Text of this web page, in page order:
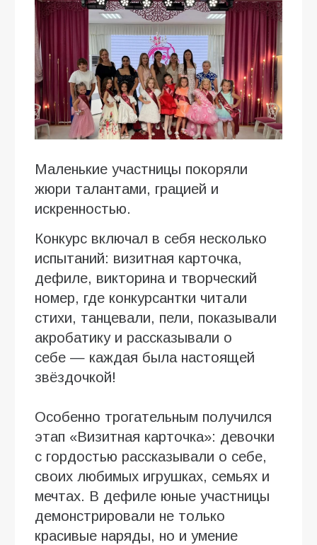
Маленькие участницы покоряли
жюри талантами, грацией и
искренностью.
Конкурс включал в себя несколько
испытаний: визитная карточка,
дефиле, викторина и творческий
номер, где конкурсантки читали
стихи, танцевали, пели, показывали
акробатику и рассказывали о
себе — каждая была настоящей
звёздочкой!
Особенно трогательным получился
этап «Визитная карточка»: девочки
с гордостью рассказывали о себе,
своих любимых игрушках, семьях и
мечтах. В дефиле юные участницы
демонстрировали не только
красивые наряды, но и умение